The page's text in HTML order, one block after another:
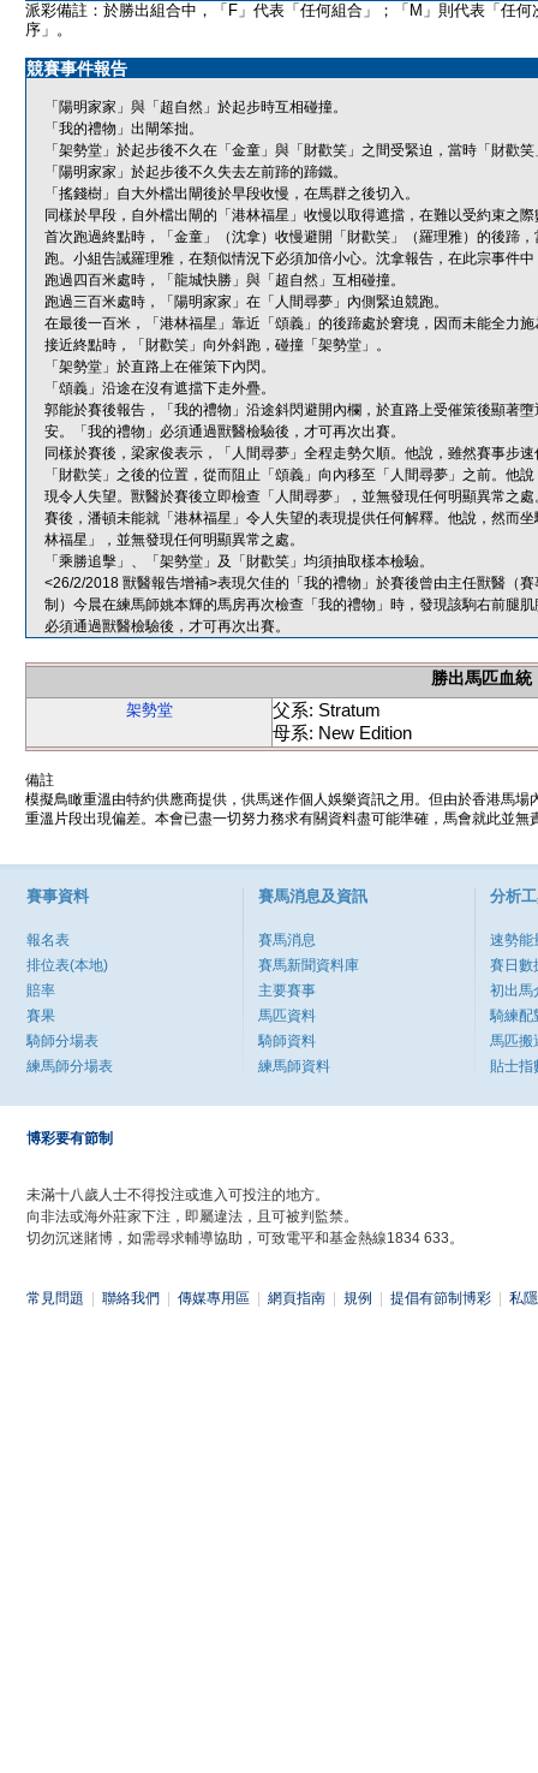
派彩備註：於勝出組合中，「F」代表「任何組合」；「M」則代表「任何
序」。
競賽事件報告
「陽明家家」與「超自然」於起步時互相碰撞。
「我的禮物」出閘笨拙。
「架勢堂」於起步後不久在「金童」與「財歡笑」之間受緊迫，當時「財歡
「陽明家家」於起步後不久失去左前蹄的蹄鐵。
「搖錢樹」自大外檔出閘後於早段收慢，在馬群之後切入。
同樣於早段，自外檔出閘的「港林福星」收慢以取得遮擋，在難以受約束之
首次跑過終點時，「金童」（沈拿）收慢避開「財歡笑」（羅理雅）的後蹄
跑。小組告誡羅理雅，在類似情況下必須加倍小心。沈拿報告，在此宗事件
跑過四百米處時，「龍城快勝」與「超自然」互相碰撞。
跑過三百米處時，「陽明家家」在「人間尋夢」內側緊迫競跑。
在最後一百米，「港林福星」靠近「頌義」的後蹄處於窘境，因而未能全力施
接近終點時，「財歡笑」向外斜跑，碰撞「架勢堂」。
「架勢堂」於直路上在催策下內閃。
「頌義」沿途在沒有遮擋下走外疊。
郭能於賽後報告，「我的禮物」沿途斜閃避開內欄，於直路上受催策後顯著
安。「我的禮物」必須通過獸醫檢驗後，才可再次出賽。
同樣於賽後，梁家俊表示，「人間尋夢」全程走勢欠順。他說，雖然賽事步
「財歡笑」之後的位置，從而阻止「頌義」向內移至「人間尋夢」之前。他
現令人失望。獸醫於賽後立即檢查「人間尋夢」，並無發現任何明顯異常之處
賽後，潘頓未能就「港林福星」令人失望的表現提供任何解釋。他說，然而
林福星」，並無發現任何明顯異常之處。
「乘勝追擊」、「架勢堂」及「財歡笑」均須抽取樣本檢驗。
<26/2/2018 獸醫報告增補>表現欠佳的「我的禮物」於賽後曾由主任獸醫（
制）今晨在練馬師姚本輝的馬房再次檢查「我的禮物」時，發現該駒右前腿
必須通過獸醫檢驗後，才可再次出賽。
勝出馬匹血統
架勢堂
父系: Stratum
母系: New Edition
備註
模擬鳥瞰重溫由特約供應商提供，供馬迷作個人娛樂資訊之用。但由於香港馬
重溫片段出現偏差。本會已盡一切努力務求有關資料盡可能準確，馬會就此並
賽事資料
報名表
排位表(本地)
賠率
賽果
騎師分場表
練馬師分場表
賽馬消息及資訊
賽馬消息
賽馬新聞資料庫
主要賽事
馬匹資料
騎師資料
練馬師資料
分析
速勢能
賽日數
初出馬
騎練配
馬匹搬
貼士指
博彩要有節制
未滿十八歲人士不得投注或進入可投注的地方。
向非法或海外莊家下注，即屬違法，且可被判監禁。
切勿沉迷賭博，如需尋求輔導協助，可致電平和基金熱線1834 633。
常見問題 聯絡我們 傳媒專用區 網頁指南 規例 提倡有節制博彩 私